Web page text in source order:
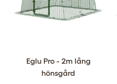
Eglu Pro - 2m lång
hönsgård